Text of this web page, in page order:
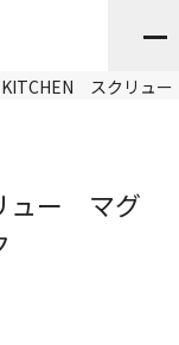
スクリュ
ュー マグ